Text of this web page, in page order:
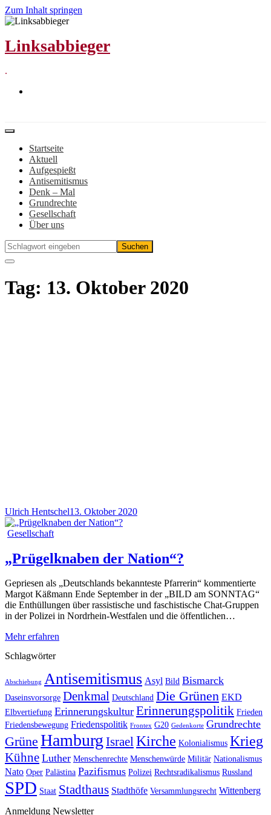
Zum Inhalt springen
Linksabbieger
.
Startseite
Aktuell
Aufgespießt
Antisemitismus
Denk – Mal
Grundrechte
Gesellschaft
Über uns
Tag: 13. Oktober 2020
Ulrich Hentschel13. Oktober 2020
Gesellschaft
„Prügelknaben der Nation“?
Gepriesen als „Deutschlands bekannteste Pfarrerin“ kommentierte
Margot Käßmann Ende September in der „BILD am SONNTAG“
die Enthüllungen über rassistische und faschistische Chat-Gruppen
in der Polizei in Nordrhein-Westfalen und die öffentlichen…
Mehr erfahren
Schlagwörter
Abschiebung Antisemitismus Asyl Bild Bismarck
Daseinsvorsorge Denkmal Deutschland Die Grünen EKD
Elbvertiefung Erinnerungskultur Erinnerungspolitik Frieden
Friedensbewegung Friedenspolitik Frontex G20 Gedenkorte Grundrechte
Grüne Hamburg IsraelKirche Kolonialismus Krieg
Kühne Luther Menschenrechte Menschenwürde Militär Nationalismus
Nato Oper Palästina Pazifismus Polizei Rechtsradikalismus Russland
SPD Staat Stadthaus Stadthöfe Versammlungsrecht Wittenberg
Anmeldung Newsletter